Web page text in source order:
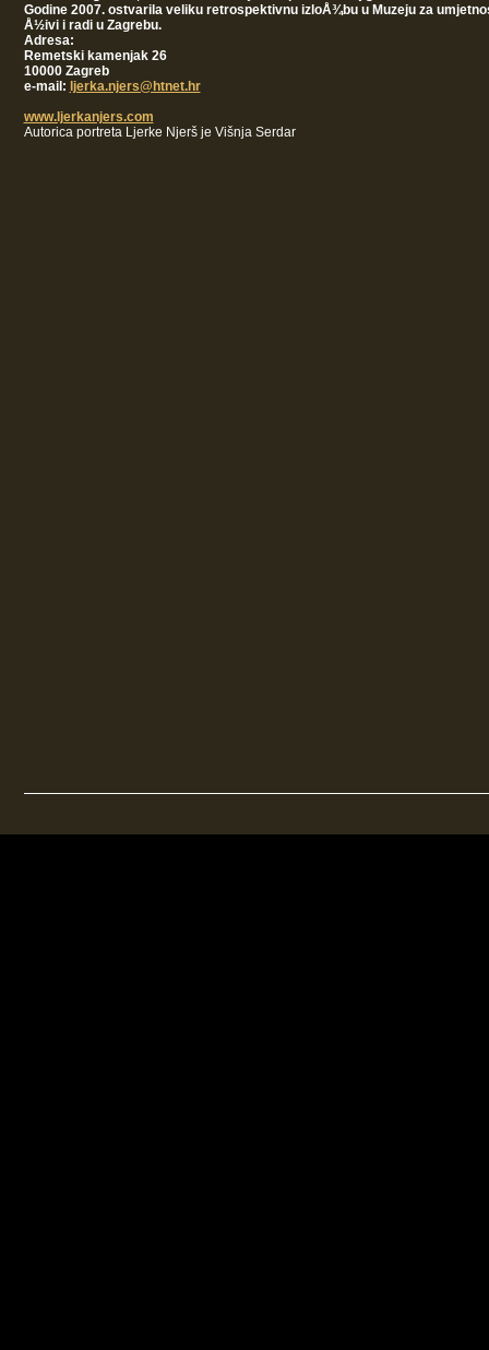
Godine 2007. ostvarila veliku retrospektivnu izloÅ¾bu u Muzeju za
Å½ivi i radi u Zagrebu.
Adresa:
Remetski kamenjak 26
10000 Zagreb
e-mail: ljerka.njers@htnet.hr
www.ljerkanjers.com
Autorica portreta Ljerke Njerš je Višnja Serdar